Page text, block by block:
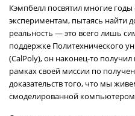
Кэмпбелл посвятил многие
экспериментам, пытаясь найти
реальность — это всего лишь
поддержке Политехнического
(CalPoly), он наконец-то
рамках своей миссии по
доказательств того, что мы
смоделированной